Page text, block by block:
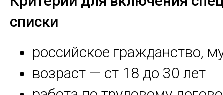
списки
российское гражданство,
возраст — от 18 до 30 лет